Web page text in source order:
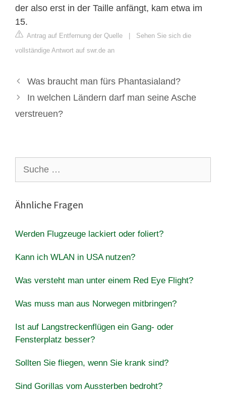
der also erst in der Taille anfängt, kam etwa im
15.
Antrag auf Entfernung der Quelle | Sehen Sie sich die
vollständige Antwort auf swr.de an
Was braucht man fürs Phantasialand?
In welchen Ländern darf man seine Asche
verstreuen?
nach:
Ähnliche Fragen
Werden Flugzeuge lackiert oder foliert?
Kann ich WLAN in USA nutzen?
Was versteht man unter einem Red Eye Flight?
Was muss man aus Norwegen mitbringen?
Ist auf Langstreckenflügen ein Gang- oder
Fensterplatz besser?
Sollten Sie fliegen, wenn Sie krank sind?
Sind Gorillas vom Aussterben bedroht?